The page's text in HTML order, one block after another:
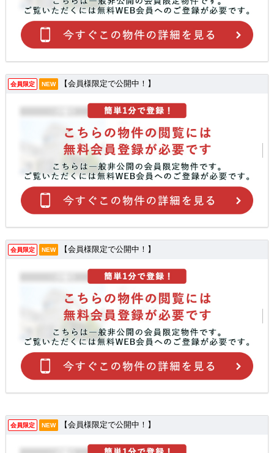
会員限定 NEW 【会員様限定で公開中！】
会員限定 NEW 【会員様限定で公開中！】
会員限定 NEW 【会員様限定で公開中！】